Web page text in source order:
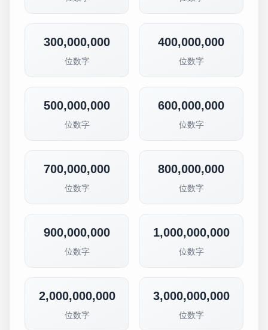
300,000,000
位数字
400,000,000
位数字
500,000,000
位数字
600,000,000
位数字
700,000,000
位数字
800,000,000
位数字
900,000,000
位数字
1,000,000,000
位数字
2,000,000,000
位数字
3,000,000,000
位数字